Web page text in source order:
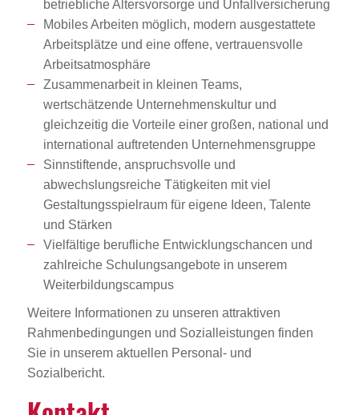
betriebliche Altersvorsorge und Unfallversicherung
Mobiles Arbeiten möglich, modern ausgestattete
Arbeitsplätze und eine offene, vertrauensvolle
Arbeitsatmosphäre
Zusammenarbeit in kleinen Teams,
wertschätzende Unternehmenskultur und
gleichzeitig die Vorteile einer großen, national und
international auftretenden Unternehmensgruppe
Sinnstiftende, anspruchsvolle und
abwechslungsreiche Tätigkeiten mit viel
Gestaltungsspielraum für eigene Ideen, Talente
und Stärken
Vielfältige berufliche Entwicklungschancen und
zahlreiche Schulungsangebote in unserem
Weiterbildungscampus
Weitere Informationen zu unseren attraktiven
Rahmenbedingungen und Sozialleistungen finden
Sie in unserem aktuellen Personal- und
Sozialbericht.